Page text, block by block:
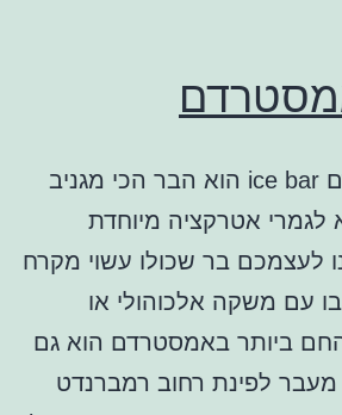
אייס בר אמסטרדם ice bar הוא הבר הכי מגניב
לגמרי אטרקציה מיוחדת
לעצמכם בר שכולו עשוי מקרח
עם משקה אלכוהולי או
ביותר באמסטרדם הוא גם
לפינת רחוב רמברנדט